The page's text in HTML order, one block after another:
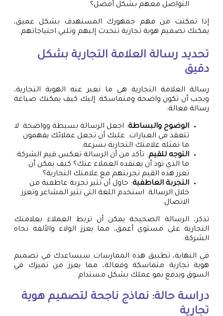
التواصل معهم بشكل أفضل؟
إذا تمكنت من فهم جمهورك المستهدف بشكل عميق،
يمكنك تصميم هوية تجارية تتحدث إليهم وتلبي احتياجاتهم.
تحديد رسالة العلامة التجارية بشكل
دقيق
رسالة العلامة التجارية هي ما تعبر عنه الهوية التجارية،
ويجب أن تكون واضحة ومتماسكة. إليك كيف يمكنك صياغة
رسالة فعالة:
الوضوح والبساطة: اجعل الرسالة بسيطة وواضحة. لا
تتعقد في العبارات. عليك أن تجعل عملائك يفهمون
ما تمثله علامتك التجارية بسرعة.
التوجه للقيم: تأكد من أن الرسالة تعكس قيم الشركة.
ما الذي تود أن يعتقده العملاء عنك؟ كيف يمكن أن
تعزز هذه القيم تجربتهم مع علامتك التجارية؟
التجربة العاطفية: حاول أن تثير تجربة عاطفية من
خلال الرسالة. استخدم اللغة التي تثير المشاعر وتعزز
الاتصال.
تذكر، الرسالة الصحيحة يمكن أن تربط العملاء بعلامتك
التجارية على مستوى أعمق، مما يعزز الولاء والألفة تجاه
الشركة.
في النهاية، تطبيق هذه الممارسات سيساعدك في تصميم
هوية تجارية متماسكة وفعالة، مما يعزز من تميزك في
السوق ويدفع نمو عملك بشكل مستدام.
دراسة حالة: نماذج ناجحة لتصميم هوية
تجارية